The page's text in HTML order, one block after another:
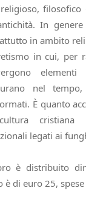
filosofico
In
in ambito
in cui, per
nel
È quanto
cristiana
legati ai
è distribuito
è di euro 25,